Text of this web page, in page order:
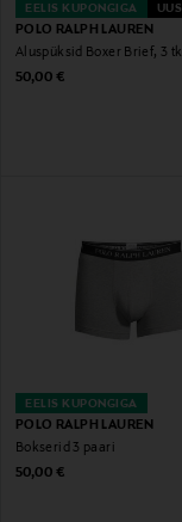
EELIS KUPONGIGA UUS
POLO RALPH LAUREN
Aluspüksid Boxer Brief, 3 tk
Original Price
50,00 €
EELIS KUPONGIGA
POLO RALPH LAUREN
Bokserid 3 paari
Original Price
50,00 €